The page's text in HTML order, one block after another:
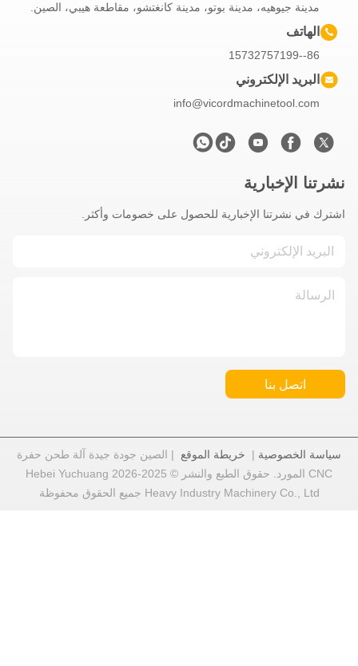
مدينة جيوهيه، مدينة بوتو، مدينة كانغتشو، مقاطعة هيبي، الصين.
الهاتف
البريد الإلكتروني
info@vicordmachinetool.com
الإخبارية
في نشرتنا الإخبارية للحصول على خصومات وأكثر.
اتصل بنا
سياسة الخصوصية|خريطة الموقع| الصين جودة جيدة آلة طحن حفرة
CNC المورد. حقوق الطبع والنشر © 2025-2026 Hebei Yuchuang
Heavy Industry Machinery Co., Ltd جميع الحقوق محفوظة